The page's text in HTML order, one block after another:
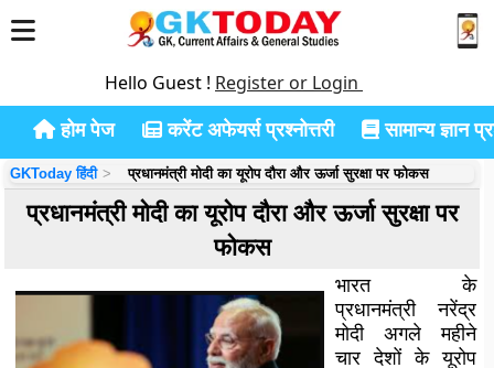
Hello Guest ! Register or Login
होम पेज करेंट अफेयर्स प्रश्नोत्तरी सामान्य ज्ञान
GKToday हिंदी प्रधानमंत्री मोदी का यूरोप दौरा और ऊर्जा सुरक्षा पर फोकस
प्रधानमंत्री मोदी का यूरोप दौरा और ऊर्जा सुरक्षा पर
फोकस
भारत के
प्रधानमंत्री नरेंद्र
मोदी अगले महीने
चार देशों के यूरोप